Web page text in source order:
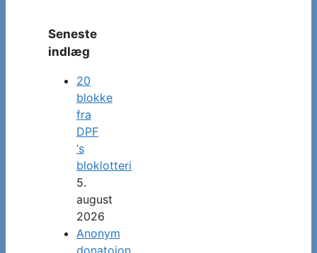
Seneste
indlæg
20
blokke
fra
DPF
‘s
bloklotteri
5.
august
2026
Anonym